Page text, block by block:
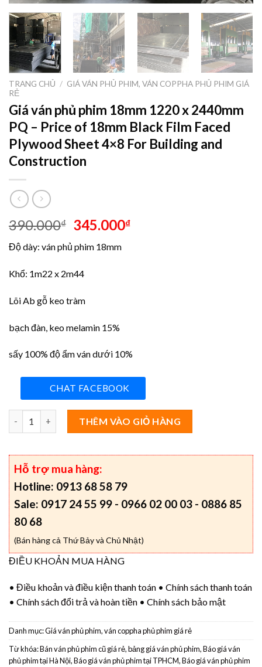
TRANG CHỦ / GIÁ VÁN PHỦ PHIM, VÁN COPPHA PHỦ PHIM GIÁ
RẺ
Giá ván phủ phim 18mm 1220 x 2440mm
PQ – Price of 18mm Black Film Faced
Plywood Sheet 4×8 For Building and
Construction
390.000₫ 345.000₫
Độ dày: ván phủ phim 18mm
Khổ: 1m22 x 2m44
Lõi Ab gỗ keo tràm
bạch đàn, keo melamin 15%
sấy 100% độ ẩm ván dưới 10%
CHAT FACEBOOK
Giá ván phủ phim 18mm 1220 x 2440mm PQ - Price of 18mm
THÊM VÀO GIỎ HÀNG
Hỗ trợ mua hàng:
Hotline: 0913 68 58 79
Sale: 0917 24 55 99 - 0966 02 00 03 - 0886 85
80 68
(Bán hàng cả Thứ Bảy và Chủ Nhật)
ĐIỀU KHOẢN MUA HÀNG
• Điều khoản và điều kiện thanh toán • Chính sách thanh toán
• Chính sách đổi trả và hoàn tiền • Chính sách bảo mật
Danh mục:Giá ván phủ phim, ván coppha phủ phim giá rẻ
Từ khóa:Bán ván phủ phim cũ giá rẻ,bảng giá ván phủ phim,Báo giá ván
phủ phim tại Hà Nội,Báo giá ván phủ phim tại TPHCM,Báo giá ván phủ phim